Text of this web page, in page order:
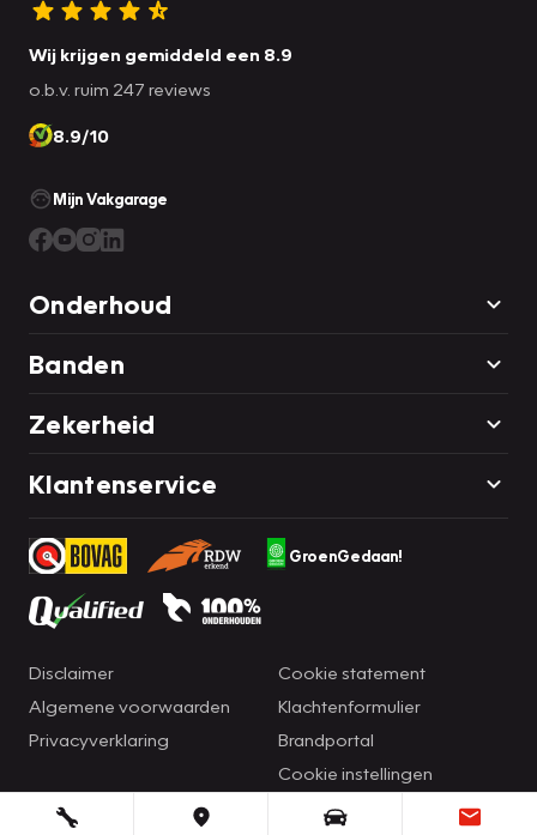
Wij krijgen gemiddeld een 8.9
o.b.v. ruim 247 reviews
8.9/10
Mijn Vakgarage
Onderhoud
Banden
Zekerheid
Klantenservice
GroenGedaan!
Disclaimer
Algemene voorwaarden
Privacyverklaring
Cookie statement
Klachtenformulier
Brandportal
Cookie instellingen